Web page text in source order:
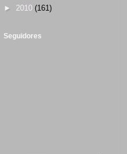
► 2010 (161)
Seguidores